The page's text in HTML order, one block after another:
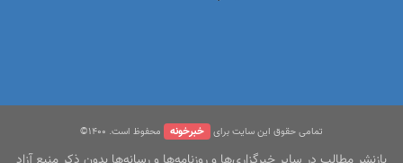
تمامی حقوق این سایت برای خبرخونه محفوظ است. ۱400©